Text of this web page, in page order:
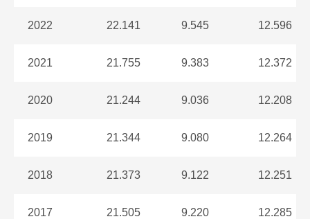
2022 22.141 9.545 12.596
2021 21.755 9.383 12.372
2020 21.244 9.036 12.208
2019 21.344 9.080 12.264
2018 21.373 9.122 12.251
2017 21.505 9.220 12.285